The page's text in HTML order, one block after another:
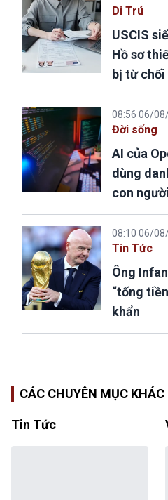
Di Trú
USCIS
Hồ sơ
bị từ chối
08:56 06/
Đời sống
AI của
dùng
con
08:10 06/
Tin Tức
Ông
“tống
khẩn
CÁC CHUYÊN MỤC KHÁC
Tin Tức